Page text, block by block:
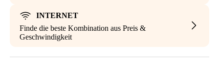
INTERNET
Finde die beste Kombination aus Preis &
Geschwindigkeit